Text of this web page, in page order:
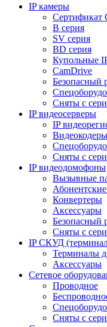
IP камеры
Сертификат
B серия
SV серия
BD серия
Купольные
CamDrive
Безопасный
Сняты с
IP видеосерверы
IP
Видеокодеры
Сняты с
IP видеодомофоны
Вызывные
Конвертеры
Аксессуары
Безопасный
Сняты с
IP СКУД
Терминалы
Аксессуары
Сетевое
Проводное
Сняты с